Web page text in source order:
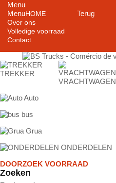
Menu
Menu
Terug
HOME
Over ons
Volledige voorraad
Contact
TREKKER
VRACHTWAGEN
Auto
bus
Grua
ONDERDELEN
DOORZOEK VOORRAAD
Zoeken